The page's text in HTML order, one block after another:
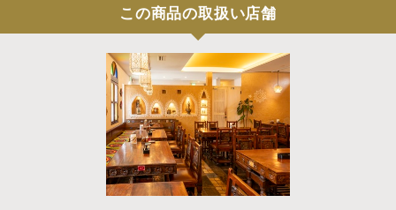
この商品の取扱い店舗